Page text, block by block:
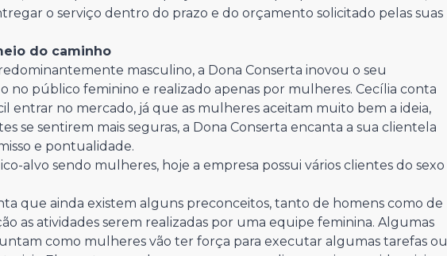
o serviço dentro do prazo e do orçamento solicitado pelas suas
do caminho
masculino, a Dona Conserta inovou o seu
no público feminino e realizado apenas por mulheres. Cecília conta
entrar no mercado, já que as mulheres aceitam muito bem a ideia,
se sentirem mais seguras, a Dona Conserta encanta a sua clientela
e pontualidade.
alvo sendo mulheres, hoje a empresa possui vários clientes do sexo
que ainda existem alguns preconceitos, tanto de homens como de
as atividades serem realizadas por uma equipe feminina. Algumas
como mulheres vão ter força para executar algumas tarefas ou